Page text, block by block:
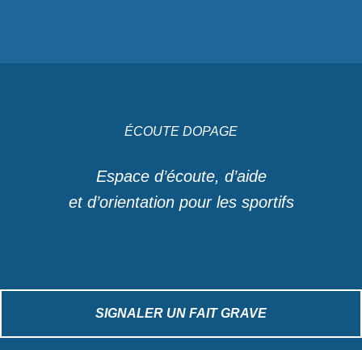
ÉCOUTE DOPAGE
Espace d’écoute, d’aide
et d’orientation pour les sportifs
SIGNALER UN FAIT GRAVE